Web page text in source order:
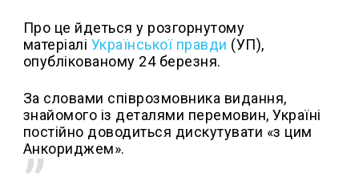
Про це йдеться у розгорнутому
матеріалі Української правди (УП),
опублікованому 24 березня.
За словами співрозмовника видання,
знайомого із деталями перемовин, Україні
постійно доводиться дискутувати «з цим
Анкориджем».